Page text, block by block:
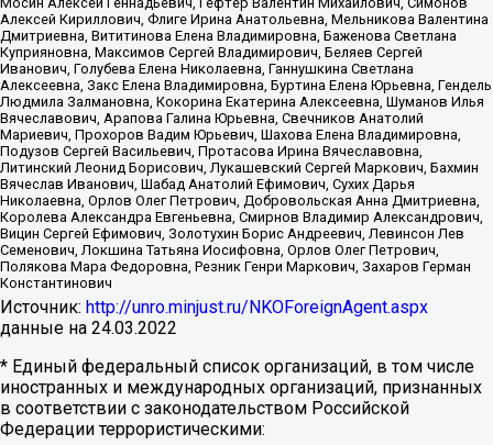
Алексей Кириллович, Флиге Ирина Анатольевна, Мельникова Валентина
Дмитриевна, Вититинова Елена Владимировна, Баженова Светлана
Куприяновна, Максимов Сергей Владимирович, Беляев Сергей
Иванович, Голубева Елена Николаевна, Ганнушкина Светлана
Алексеевна, Закс Елена Владимировна, Буртина Елена Юрьевна, Гендель
Людмила Залмановна, Кокорина Екатерина Алексеевна, Шуманов Илья
Вячеславович, Арапова Галина Юрьевна, Свечников Анатолий
Мариевич, Прохоров Вадим Юрьевич, Шахова Елена Владимировна,
Подузов Сергей Васильевич, Протасова Ирина Вячеславовна,
Литинский Леонид Борисович, Лукашевский Сергей Маркович, Бахмин
Вячеслав Иванович, Шабад Анатолий Ефимович, Сухих Дарья
Николаевна, Орлов Олег Петрович, Добровольская Анна Дмитриевна,
Королева Александра Евгеньевна, Смирнов Владимир Александрович,
Вицин Сергей Ефимович, Золотухин Борис Андреевич, Левинсон Лев
Семенович, Локшина Татьяна Иосифовна, Орлов Олег Петрович,
Полякова Мара Федоровна, Резник Генри Маркович, Захаров Герман
Константинович
Источник: http://unro.minjust.ru/NKOForeignAgent.aspx
данные на 24.03.2022
* Единый федеральный список организаций, в том числе
иностранных и международных организаций, признанных
в соответствии с законодательством Российской
Федерации террористическими: